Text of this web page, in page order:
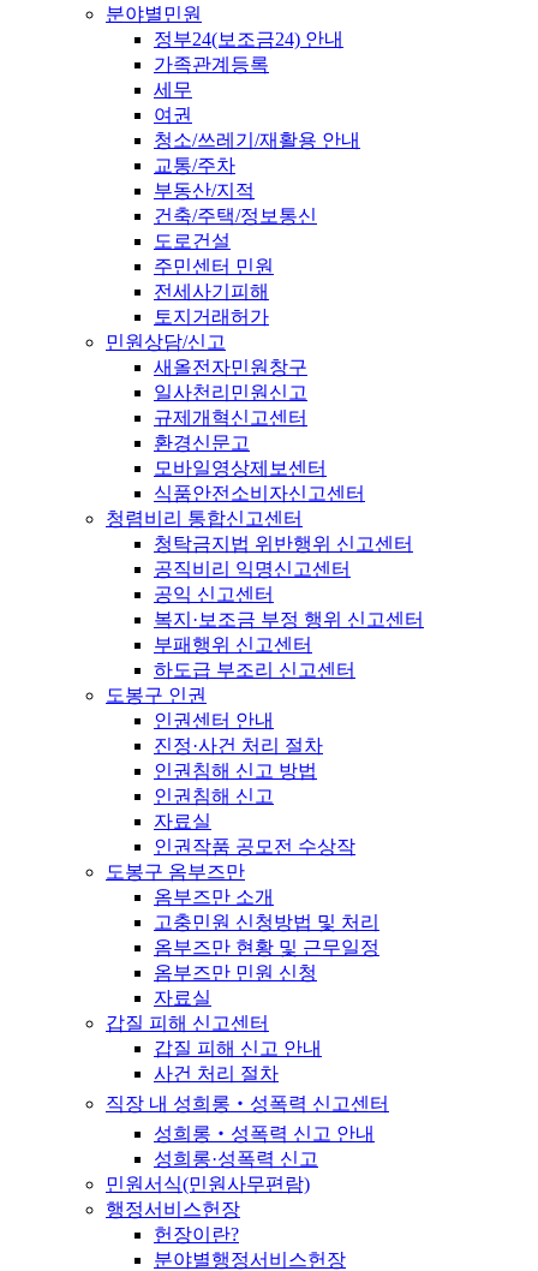
분야별민원
정부24(보조금24) 안내
가족관계등록
세무
여권
청소/쓰레기/재활용 안내
교통/주차
부동산/지적
건축/주택/정보통신
도로건설
주민센터 민원
전세사기피해
토지거래허가
민원상담/신고
새올전자민원창구
일사천리민원신고
규제개혁신고센터
환경신문고
모바일영상제보센터
식품안전소비자신고센터
청렴비리 통합신고센터
청탁금지법 위반행위 신고센터
공직비리 익명신고센터
공익 신고센터
복지·보조금 부정 행위 신고센터
부패행위 신고센터
하도급 부조리 신고센터
도봉구 인권
인권센터 안내
진정·사건 처리 절차
인권침해 신고 방법
인권침해 신고
자료실
인권작품 공모전 수상작
도봉구 옴부즈만
옴부즈만 소개
고충민원 신청방법 및 처리
옴부즈만 현황 및 근무일정
옴부즈만 민원 신청
자료실
갑질 피해 신고센터
갑질 피해 신고 안내
사건 처리 절차
직장 내 성희롱‧성폭력 신고센터
성희롱‧성폭력 신고 안내
성희롱·성폭력 신고
민원서식(민원사무편람)
행정서비스헌장
헌장이란?
분야별행정서비스헌장